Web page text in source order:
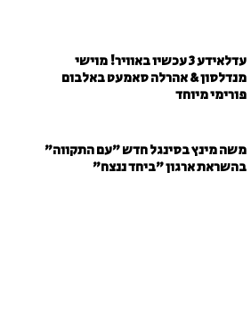
עדלאידע 3 עכשיו באוויר! מוישי
מנדלסון & אהרלה סאמעט באלבום
פורימי מיוחד
משה מינץ בסינגל חדש ״עם התקווה״
בהשראת ארגון "ביחד ננצח"